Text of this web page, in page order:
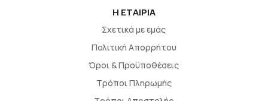
H EΤΑΙΡΙΑ
Σχετικά με εμάς
Πολιτική Απορρήτου
Όροι & Προϋποθέσεις
Τρόποι Πληρωμής